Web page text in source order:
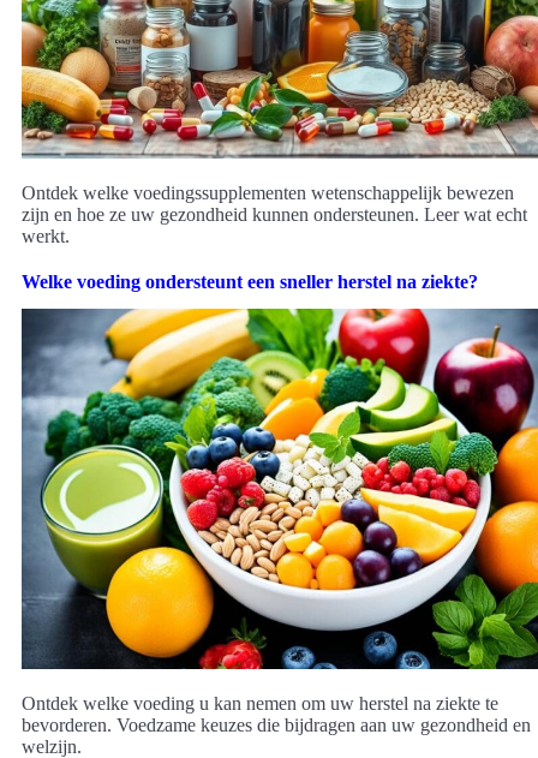
Ontdek welke voedingssupplementen wetenschappelijk bewezen
zijn en hoe ze uw gezondheid kunnen ondersteunen. Leer wat echt
werkt.
Welke voeding ondersteunt een sneller herstel na ziekte?
Ontdek welke voeding u kan nemen om uw herstel na ziekte te
bevorderen. Voedzame keuzes die bijdragen aan uw gezondheid en
welzijn.